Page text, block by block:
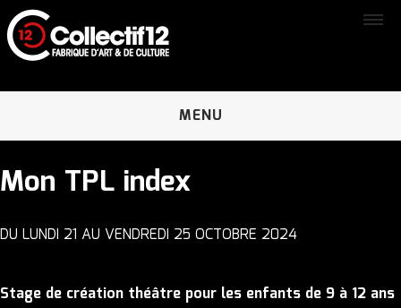
MENU
L’historique
Mon TPL index
DU LUNDI 21 AU VENDREDI 25 OCTOBRE 2024
Stage de création théâtre pour les enfants de 9 à 12 ans